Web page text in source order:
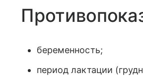
беременность;
период лактации